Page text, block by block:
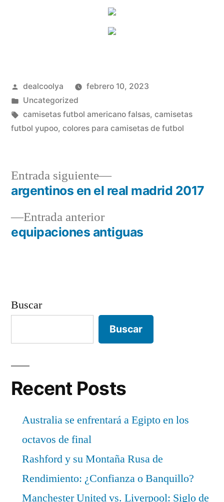
Publicado
por
dealcoolya
febrero 10, 2023
Publicado
en
Uncategorized
Etiquetas:
camisetas futbol americano falsas, camisetas
futbol yupoo, colores para camisetas de futbol
Navegación
de
entradas
Entrada anteriorEntrada
anterior:
equipaciones antiguas
Entrada siguiente
Entrada
siguiente:
argentinos en el real madrid 2017
Buscar
Buscar
Recent Posts
Australia se enfrentará a Egipto en los
octavos de final
Rashford y su Montaña Rusa de
Rendimiento: ¿Confianza o Banquillo?
Manchester United vs. Liverpool: Siglo de